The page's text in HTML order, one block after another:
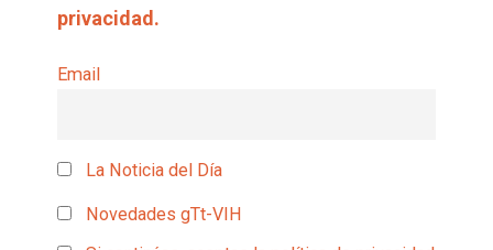
privacidad.
Email
La Noticia del Día
Novedades gTt-VIH